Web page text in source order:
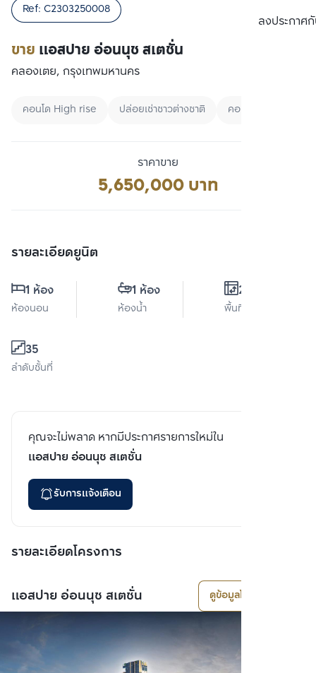
ลงประกาศกั
ขาย แอสปาย อ่อนนุช สเตชั่น
Ref: C2303250008
คลองเตย, กรุงเทพมหานคร
คอนโด High rise ปล่อยเช่าชาวต่างชาติ คอนโดกรุงเทพ
ราคาขาย
5,650,000 บาท
รายละเอียดยูนิต
1 ห้อง
ห้องนอน
1 ห้อง
ห้องน้ำ
27 ตร.ม.
พื้นที่ใช้สอย
35
ลำดับชั้นที่
คุณจะไม่พลาด หากมีประกาศรายการใหม่ใน
แอสปาย อ่อนนุช สเตชั่น
รับการแจ้งเตือน
รายละเอียดโครงการ
แอสปาย อ่อนนุช สเตชั่น ดูข้อมูลโครงการ
เปรียบเทียบ